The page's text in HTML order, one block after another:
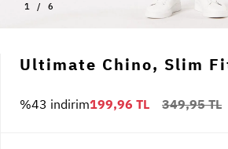
1 / 6
Ultimate Chino, Slim
349,95 TL
%43 indirim199,96 TL